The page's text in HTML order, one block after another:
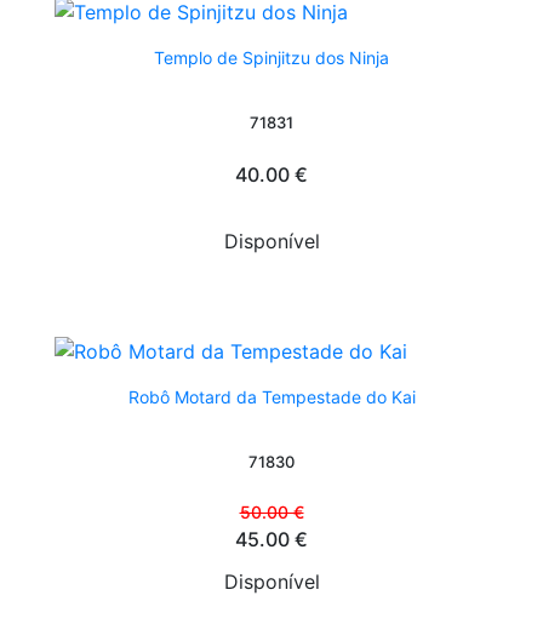
Templo de Spinjitzu dos Ninja
71831
40.00 €
Disponível
Robô Motard da Tempestade do Kai
71830
50.00 €
45.00 €
Disponível